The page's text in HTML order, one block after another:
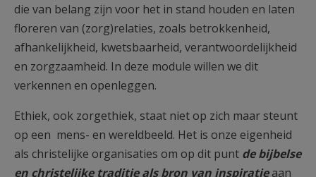
die van belang zijn voor het in stand houden en laten
floreren van (zorg)relaties, zoals betrokkenheid,
afhankelijkheid, kwetsbaarheid, verantwoordelijkheid
en zorgzaamheid. In deze module willen we dit
verkennen en openleggen.
Ethiek, ook zorgethiek, staat niet op zich maar steunt
op een mens- en wereldbeeld. Het is onze eigenheid
als christelijke organisaties om op dit punt de bijbelse
en christelijke traditie als bron van inspiratieaan